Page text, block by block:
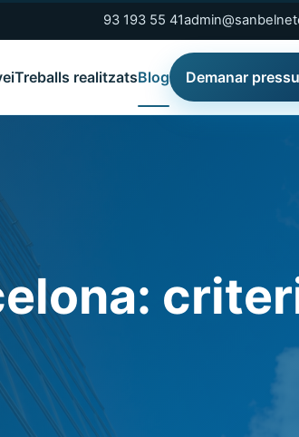
93 193 55 41
Treballs realitzatsBlog Demanar